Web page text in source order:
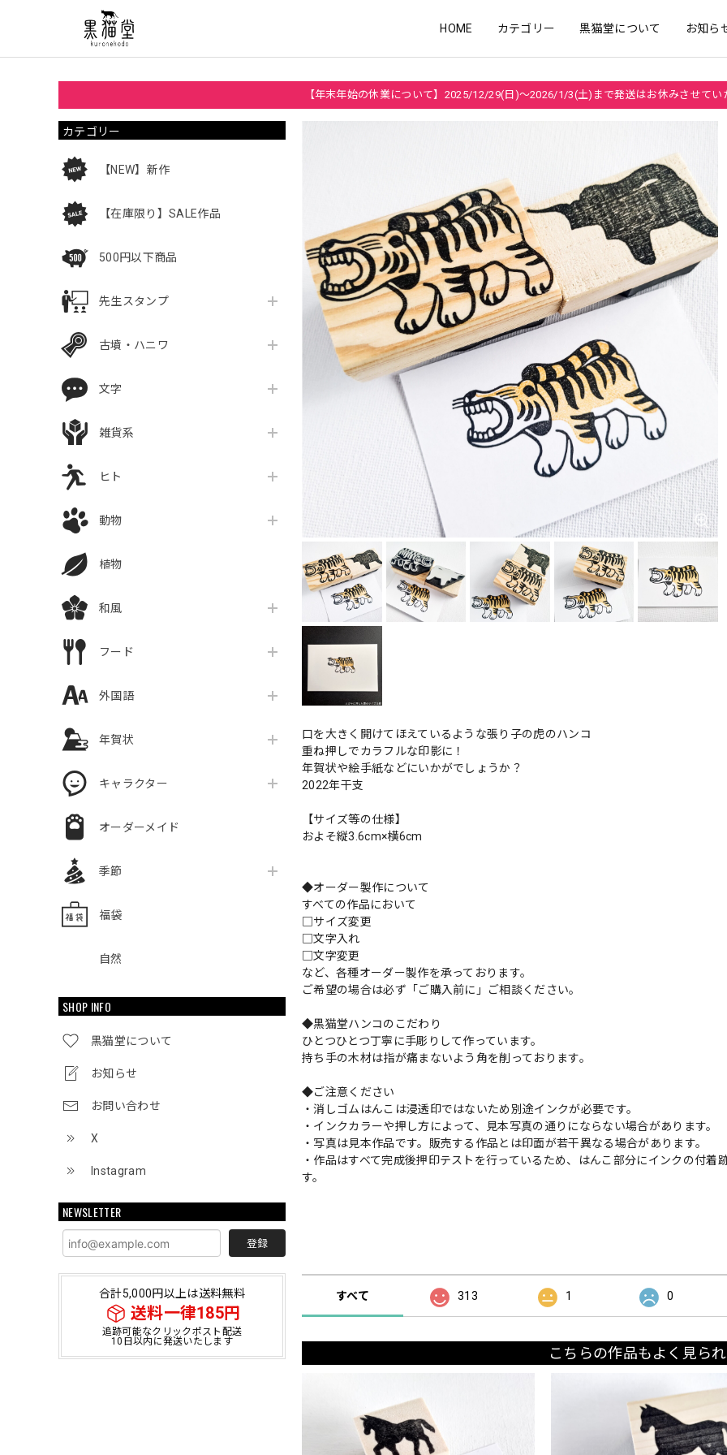
HOME カテゴリー 黒猫堂について お知ら
【年末年始の休業について】2025/12/29(日)～2026/1/3(土)まで発送はお休みさせてい
カテゴリー
【NEW】新作
【在庫限り】SALE作品
500円以下商品
先生スタンプ
古墳・ハニワ
文字
雑貨系
ヒト
動物
植物
和風
フード
外国語
年賀状
キャラクター
オーダーメイド
季節
福袋
自然
SHOP INFO
黒猫堂について
お知らせ
お問い合わせ
X
Instagram
NEWSLETTER
登録
合計5,000円以上は送料無料
送料一律185円
追跡可能なクリックポスト配送
10日以内に発送いたします
口を大きく開けてほえているような張り子の虎のハンコ
重ね押しでカラフルな印影に！
年賀状や絵手紙などにいかがでしょうか？
2022年干支
【サイズ等の仕様】
およそ縦3.6cm×横6cm
◆オーダー製作について
すべての作品において
□サイズ変更
□文字入れ
□文字変更
など、各種オーダー製作を承っております。
ご希望の場合は必ず「ご購入前に」ご相談ください。
◆黒猫堂ハンコのこだわり
ひとつひとつ丁寧に手彫りして作っています。
持ち手の木材は指が痛まないよう角を削っております。
◆ご注意ください
・消しゴムはんこは浸透印ではないため別途インクが必要です。
・インクカラーや押し方によって、見本写真の通りにならない場合があります。
・写真は見本作品です。販売する作品とは印面が若干異なる場合があります。
・作品はすべて完成後押印テストを行っているため、はんこ部分にインクの付
す。
すべて 313 1 0
こちらの作品もよく見ら